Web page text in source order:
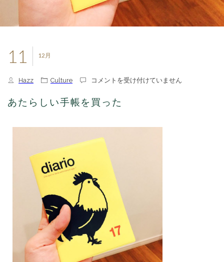
12月
11
Hazz Culture
あ
ら
し
は
コメントを受け付けていません
あたらしい手帳を買った